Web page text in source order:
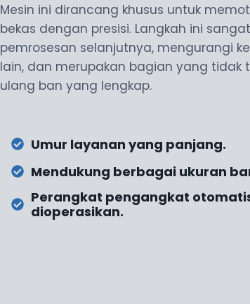
Mesin ini dirancang khusus untuk
bekas dengan presisi. Langkah ini
pemrosesan selanjutnya, mengurangi
lain, dan merupakan bagian yang tidak
ulang ban yang lengkap.
Umur layanan yang panjang.
Mendukung berbagai ukuran
Perangkat pengangkat
dioperasikan.